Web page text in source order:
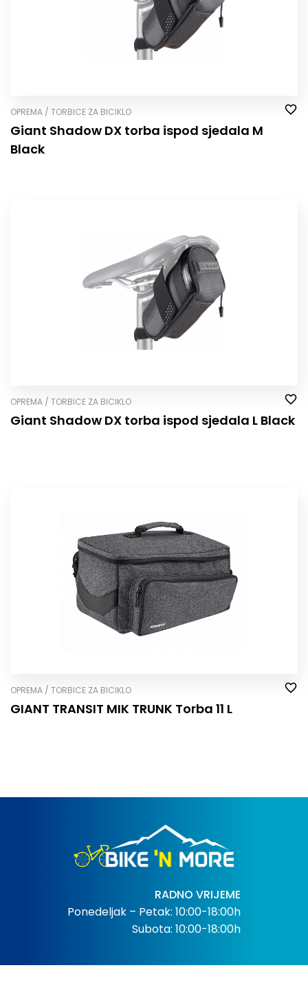
OPREMA / TORBICE ZA BICIKLO
Giant Shadow DX torba ispod sjedala M
Black
OPREMA / TORBICE ZA BICIKLO
Giant Shadow DX torba ispod sjedala L Black
OPREMA / TORBICE ZA BICIKLO
GIANT TRANSIT MIK TRUNK Torba 11 L
RADNO VRIJEME
Ponedeljak – Petak: 10:00-18:00h
Subota: 10:00-18:00h